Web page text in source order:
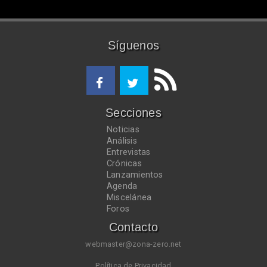
Síguenos
Secciones
Noticias
Análisis
Entrevistas
Crónicas
Lanzamientos
Agenda
Miscelánea
Foros
Contacto
webmaster@zona-zero.net